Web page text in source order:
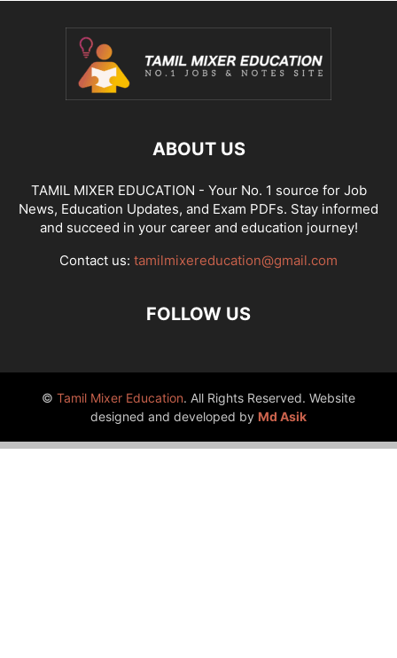
ABOUT US
TAMIL MIXER EDUCATION - Your No. 1 source for Job
News, Education Updates, and Exam PDFs. Stay informed
and succeed in your career and education journey!
Contact us: tamilmixereducation@gmail.com
FOLLOW US
© Tamil Mixer Education. All Rights Reserved. Website
designed and developed by Md Asik